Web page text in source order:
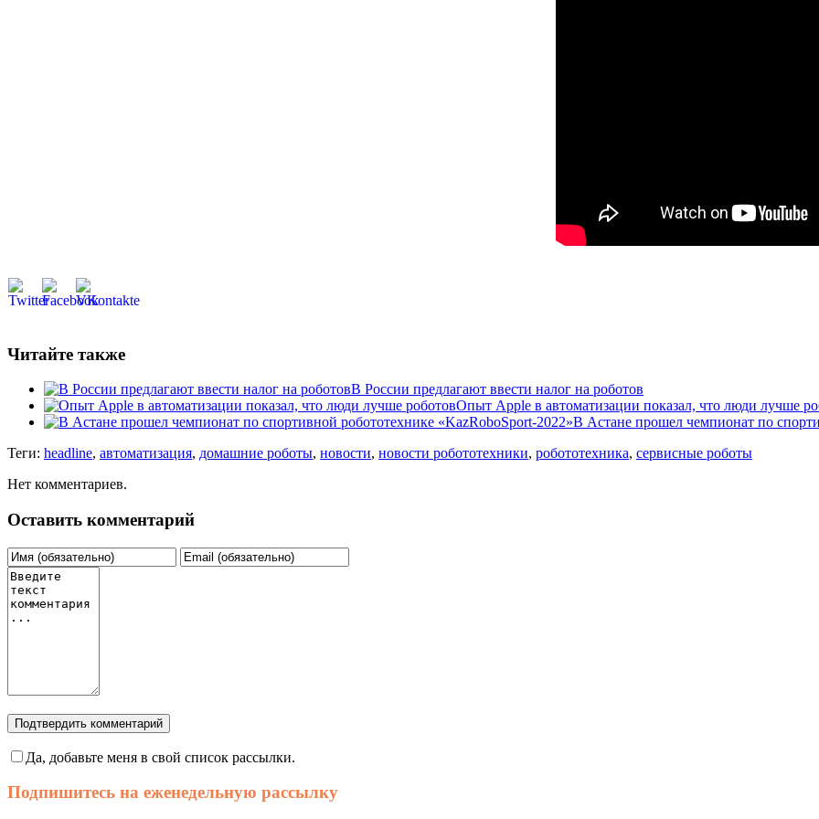
Читайте также
В России предлагают ввести налог на роботов
Опыт Apple в автоматизации показал, что люди лучше
В Астане прошел чемпионат по
Теги: headline, автоматизация, домашние роботы, новости, новости робототехники, робототехника, сервисные роботы
Нет комментариев.
Оставить комментарий
Подтвердить комментарий
Да, добавьте меня в свой список рассылки.
Подпишитесь на еженедельную рассылку